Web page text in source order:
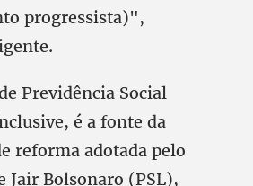
progressista)",
Previdência Social
é a fonte da
reforma adotada pelo
Jair Bolsonaro (PSL),